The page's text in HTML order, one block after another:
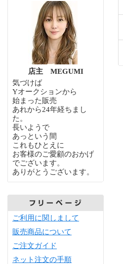
店主 MEGUMI
気づけば
Yオークションから
始まった販売
あれから24年経ちまし
た。
長いようで
あっという間
これもひとえに
お客様のご愛顧のおかげ
でございます。
ありがとうございます。
ご利用に関しまして
販売商品について
ご注文ガイド
ネット注文の手順